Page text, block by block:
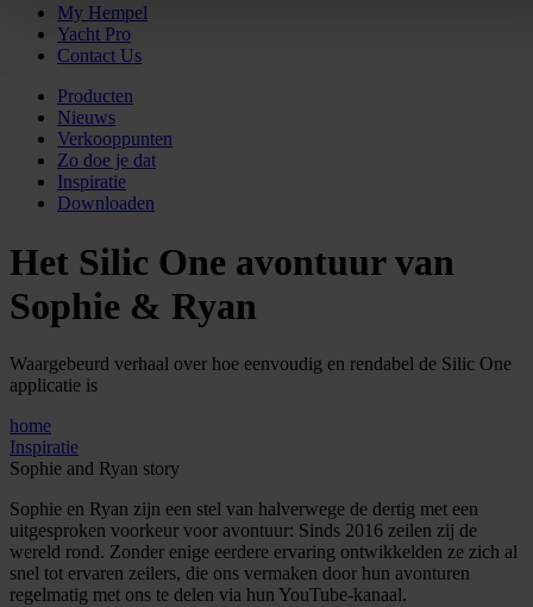
My Hempel
Yacht Pro
Contact Us
Producten
Nieuws
Verkooppunten
Zo doe je dat
Inspiratie
Downloaden
Het Silic One avontuur van
Sophie & Ryan
Waargebeurd verhaal over hoe eenvoudig en rendabel de Silic One
applicatie is
home
Inspiratie
Sophie and Ryan story
Sophie en Ryan zijn een stel van halverwege de dertig met een
uitgesproken voorkeur voor avontuur: Sinds 2016 zeilen zij de
wereld rond. Zonder enige eerdere ervaring ontwikkelden ze zich al
snel tot ervaren zeilers, die ons vermaken door hun avonturen
regelmatig met ons te delen via hun YouTube-kanaal.